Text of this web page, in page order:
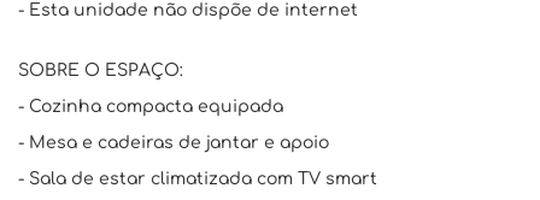
- Esta unidade não dispõe de internet
SOBRE O ESPAÇO:
- Cozinha compacta equipada
- Mesa e cadeiras de jantar e apoio
- Sala de estar climatizada com TV smart